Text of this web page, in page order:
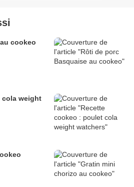
cookeo
cola weight
chorizo au cookeo